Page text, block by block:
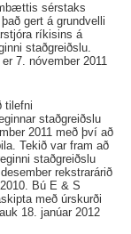
sérstaks
gert á grundvelli
ríkisins á
staðgreiðslu.
7. nóvember 2011
staðgreiðslu
2011 með því að
Tekið var fram að
staðgreiðslu
rekstrarárið
Bú E & S
með úrskurði
18. janúar 2012